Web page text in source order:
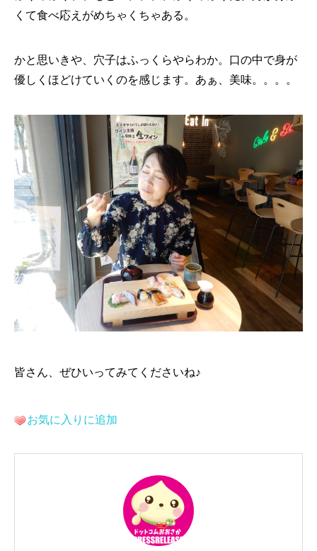
くて食べ応えがめちゃくちゃある。
かと思いきや、穴子はふっくらやらわか。口の中で身が
優しくほどけていくのを感じます。あぁ、美味。。。。
皆さん、ぜひいってみてくださいね♪
お気に入りに追加